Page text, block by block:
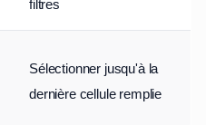
filtres
Sélectionner jusqu'à la
dernière cellule remplie